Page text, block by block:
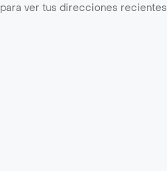
para ver tus direcciones recientes